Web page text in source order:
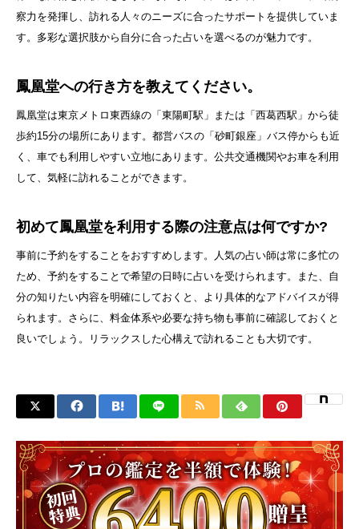
察力を発揮し、訪れる人々のニーズに合ったサポートを提供していま
す。多彩な選択肢から自分に合った占いを選べるのが魅力です。
鳳凰堂への行き方を教えてください。
鳳凰堂は東京メトロ東西線の「東陽町駅」または「西葛西駅」から徒
歩約15分の場所にあります。都営バスの「砂町銀座」バス停からも近
く、車でも利用しやすい立地にあります。公共交通機関やお車を利用
して、気軽に訪れることができます。
初めて鳳凰堂を利用する際の注意点は何ですか?
事前に予約をすることをおすすめします。人気の占い師は常に多忙の
ため、予約をすることで希望の日時に占いを受けられます。また、自
分の知りたい内容を明確にしておくと、より具体的なアドバイスが得
られます。さらに、料金体系や必要な持ち物も事前に確認しておくと
良いでしょう。リラックスした心構えで訪れることも大切です。